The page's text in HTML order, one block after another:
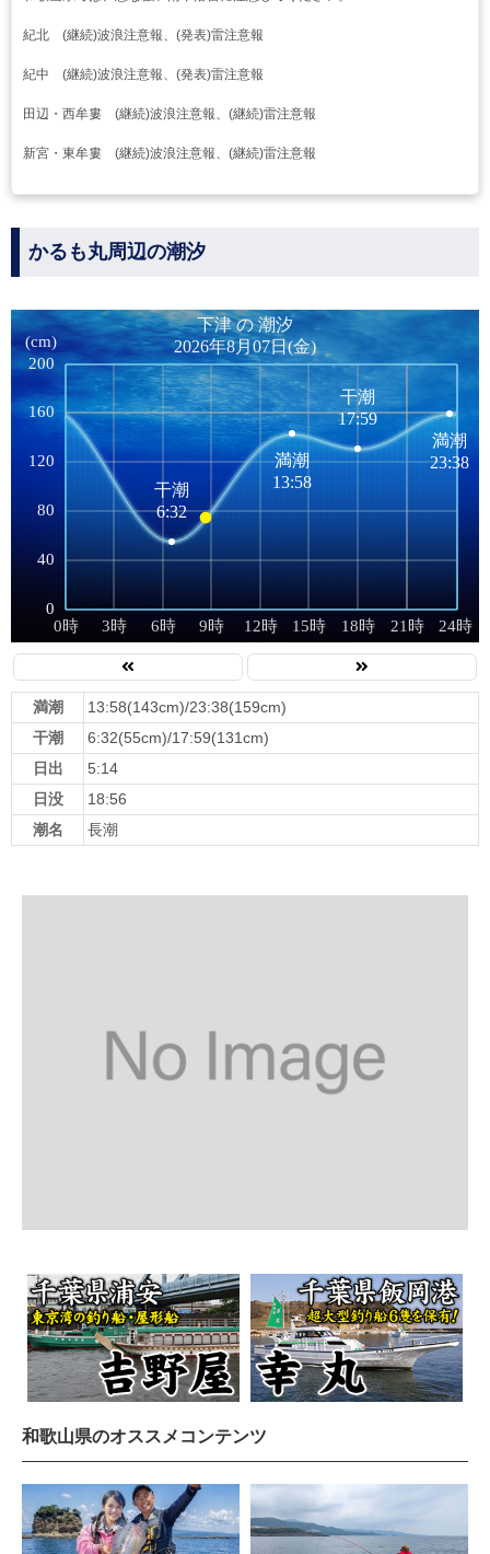
紀北 (継続)波浪注意報、(発表)雷注意報
紀中 (継続)波浪注意報、(発表)雷注意報
田辺・西牟婁 (継続)波浪注意報、(継続)雷注意報
新宮・東牟婁 (継続)波浪注意報、(継続)雷注意報
かるも丸周辺の潮汐
満潮
13:58(143cm)/23:38(159cm)
干潮
6:32(55cm)/17:59(131cm)
日出
5:14
日没
18:56
潮名
長潮
和歌山県のオススメコンテンツ